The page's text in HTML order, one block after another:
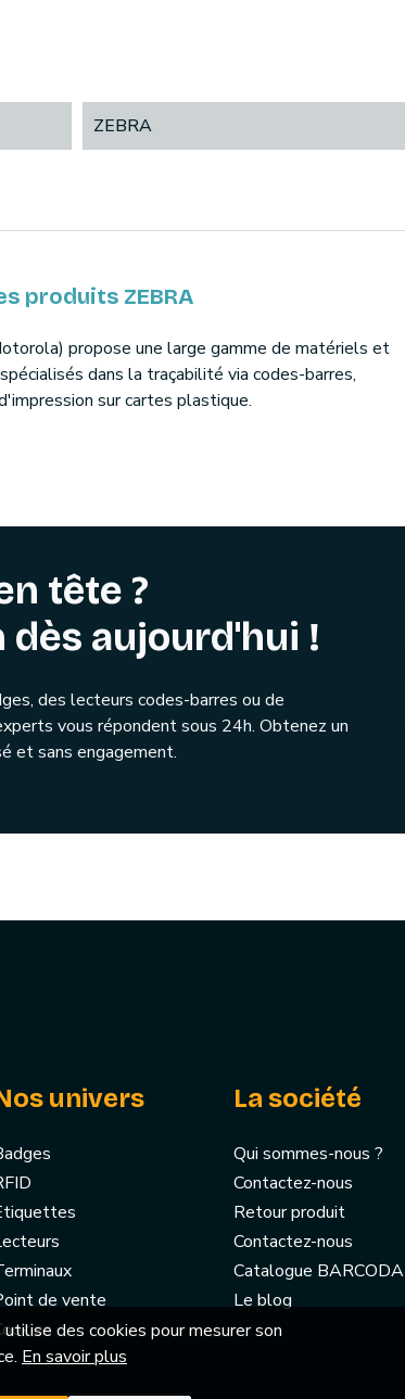
ZEBRA
produits ZEBRA
propose une large gamme de matériels et
dans la traçabilité via codes-barres,
sur cartes plastique.
tête ?
dès aujourd'hui !
des lecteurs codes-barres ou de
vous répondent sous 24h. Obtenez un
et sans engagement.
univers
de vente
La société
Qui sommes-nous ?
Contactez-nous
Retour produit
Contactez-nous
Catalogue BARCODA
Le blog
utilise des cookies pour mesurer son
En savoir plus